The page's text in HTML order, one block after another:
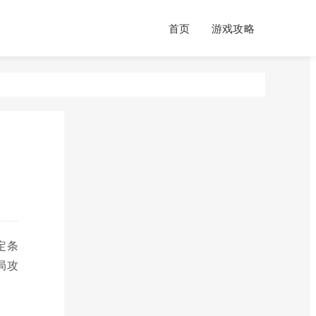
首页 游戏攻略
条
攻